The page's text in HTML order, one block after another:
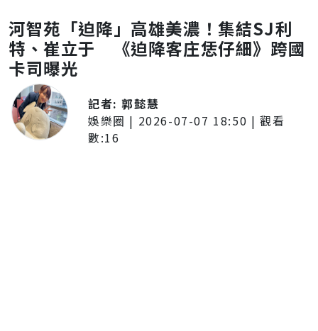
河智苑「迫降」高雄美濃！集結SJ利
特、崔立于 《迫降客庄恁仔細》跨國
卡司曝光
記者:郭懿慧
娛樂圈 | 2026-07-07 18:50 | 觀看
數:16